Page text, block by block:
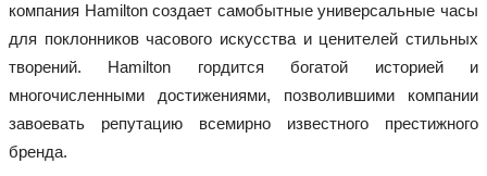
компания Hamilton создает самобытные универсальные часы
для поклонников часового искусства и ценителей стильных
творений. Hamilton гордится богатой историей и
многочисленными достижениями, позволившими компании
завоевать репутацию всемирно известного престижного